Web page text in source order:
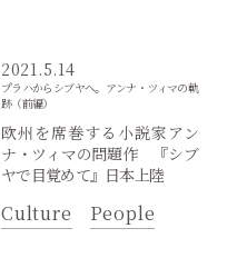
2021.5.14
プラハからシブヤへ。アンナ・ツィマの軌
跡（前編）
欧州を席巻する小説家アン
ナ・ツィマの問題作 『シブ
ヤで目覚めて』日本上陸
Culture People